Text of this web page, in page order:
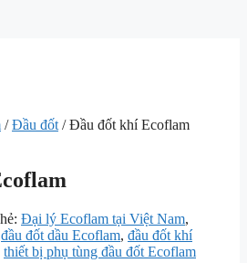
/Đầu đốt / Đầu đốt khí Ecoflam
Đại lý Ecoflam tại Việt Nam,
đầu đốt dầu Ecoflam, đầu đốt khí
thiết bị phụ tùng đầu đốt Ecoflam